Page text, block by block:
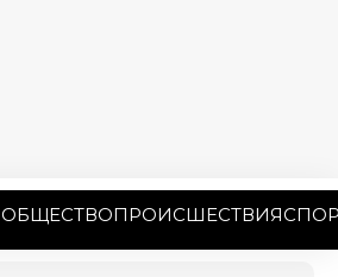
ОБЩЕСТВОПРОИСШЕСТВИЯ